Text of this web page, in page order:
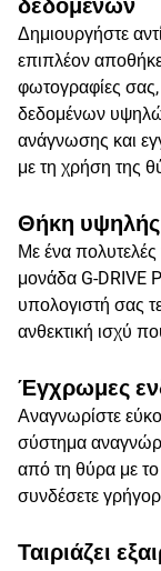
δεδομένων
Δημιουργήστε
επιπλέον
φωτογραφίες σας,
δεδομένων
ανάγνωσης και
με τη χρήση της
Θήκη υψηλής
Με ένα
μονάδα G-DRIVE
υπολογιστή σας
ανθεκτική ισχύ
Έγχρωμες
Αναγνωρίστε
σύστημα
από τη θύρα με
συνδέσετε
Ταιριάζει